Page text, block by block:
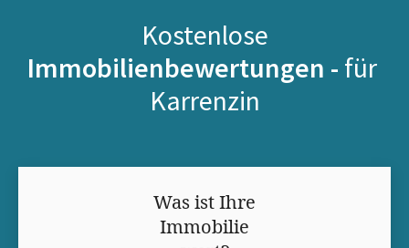
Kostenlose
Immobilienbewertungen - für
Karrenzin
Was ist Ihre
Immobilie